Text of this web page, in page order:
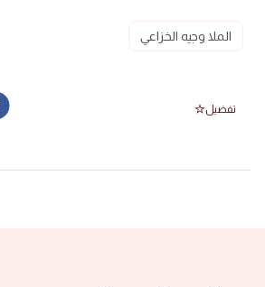
الملا وجيه الخزاعي
تفضيل